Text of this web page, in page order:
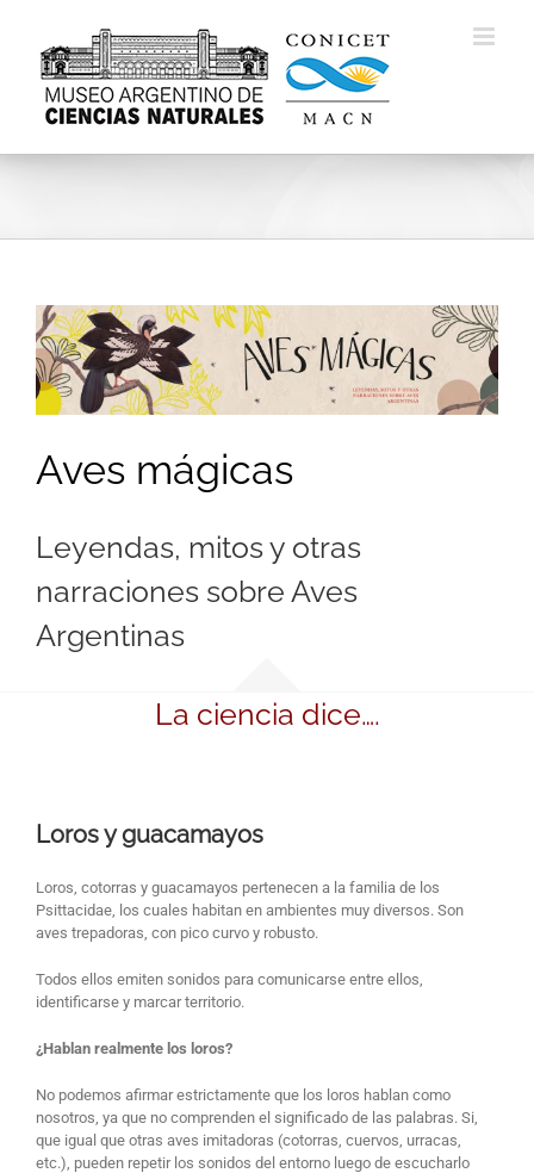
content
Aves mágicas
Leyendas, mitos y otras
narraciones sobre Aves
Argentinas
La ciencia dice….
Loros y guacamayos
Loros, cotorras y guacamayos pertenecen a la familia de los
Psittacidae, los cuales habitan en ambientes muy diversos. Son
aves trepadoras, con pico curvo y robusto.
Todos ellos emiten sonidos para comunicarse entre ellos,
identificarse y marcar territorio.
¿Hablan realmente los loros?
No podemos afirmar estrictamente que los loros hablan como
nosotros, ya que no comprenden el significado de las palabras. Si,
que igual que otras aves imitadoras (cotorras, cuervos, urracas,
etc.), pueden repetir los sonidos del entorno luego de escucharlo